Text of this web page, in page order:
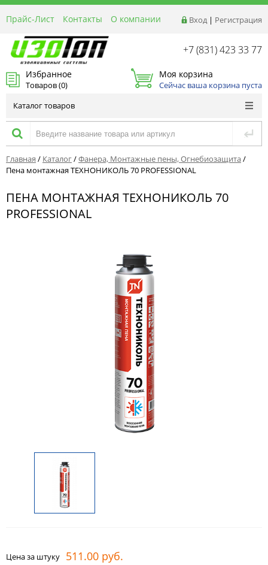
Вход | Регистрация
Прайс-Лист Контакты
О компании
Реквизиты
Доставка
Акции и Распродажи
Оптовым покупателям
+7 (831) 423 33 77
Избранное
Товаров (0)
Моя корзина
Сейчас ваша корзина пуста
Каталог товаров
Главная / Каталог/Фанера, Монтажные пены, Огнебиозащита/
Пена монтажная ТЕХНОНИКОЛЬ 70 PROFESSIONAL
ПЕНА МОНТАЖНАЯ ТЕХНОНИКОЛЬ 70
PROFESSIONAL
Цена за штуку 511.00 руб.